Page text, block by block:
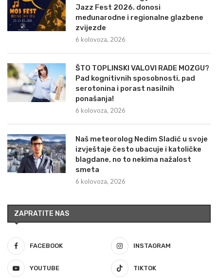
Jazz Fest 2026. donosi
međunarodne i regionalne glazbene
zvijezde
6 kolovoza, 2026
ŠTO TOPLINSKI VALOVI RADE MOZGU?
Pad kognitivnih sposobnosti, pad
serotonina i porast nasilnih
ponašanja!
6 kolovoza, 2026
Naš meteorolog Nedim Sladić u svoje
izvještaje često ubacuje i katoličke
blagdane, no to nekima nažalost
smeta
6 kolovoza, 2026
ZAPRATITE NAS
FACEBOOK INSTAGRAM
YOUTUBE TIKTOK